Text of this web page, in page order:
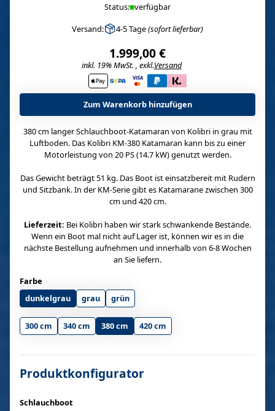
Status: verfügbar
Versand:
4-5 Tage(sofort lieferbar)
1.999,00 €
inkl. 19% MwSt. , exkl.Versand
Zum Warenkorb hinzufügen
380 cm langer Schlauchboot-Katamaran von Kolibri in grau mit
Luftboden. Das Kolibri KM-380 Katamaran kann bis zu einer
Motorleistung von 20 PS (14.7 kW) genutzt werden.
Das Gewicht beträgt 51 kg. Das Boot ist einsatzbereit mit Rudern
und Sitzbank. In der KM-Serie gibt es Katamarane zwischen 300
cm und 420 cm.
Lieferzeit: Bei Kolibri haben wir stark schwankende Bestände.
Wenn ein Boot mal nicht auf Lager ist, können wir es in die
nächste Bestellung aufnehmen und innerhalb von 6-8 Wochen
an Sie liefern.
Farbe
dunkelgrau
grau grün
300 cm 340 cm 380 cm 420 cm
Produktkonfigurator
Schlauchboot